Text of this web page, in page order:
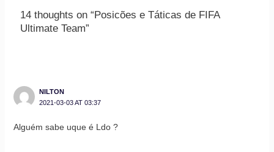
14 thoughts on “Posicões e Táticas de FIFA
Ultimate Team”
NILTON
2021-03-03 AT 03:37
Alguém sabe uque é Ldo ?